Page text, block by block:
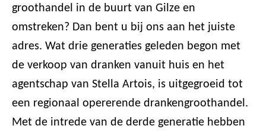
groothandel in de buurt van Gilze en
omstreken? Dan bent u bij ons aan het juiste
adres. Wat drie generaties geleden begon met
de verkoop van dranken vanuit huis en het
agentschap van Stella Artois, is uitgegroeid tot
een regionaal opererende drankengroothandel.
Met de intrede van de derde generatie hebben